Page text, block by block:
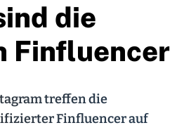
die
Finfluencer
treffen die
Finfluencer auf